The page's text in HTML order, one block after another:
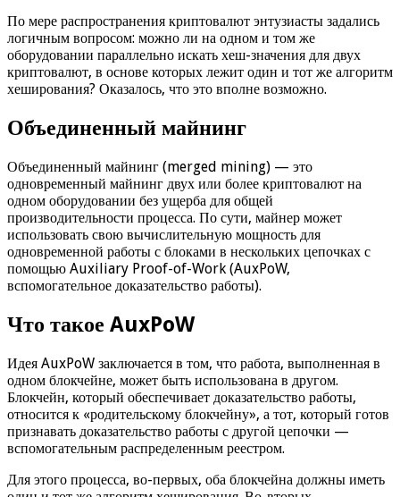
По мере распространения криптовалют энтузиасты задались
логичным вопросом: можно ли на одном и том же
оборудовании параллельно искать хеш-значения для двух
криптовалют, в основе которых лежит один и тот же алгоритм
хеширования? Оказалось, что это вполне возможно.
Объединенный майнинг
Объединенный майнинг (merged mining) — это
одновременный майнинг двух или более криптовалют на
одном оборудовании без ущерба для общей
производительности процесса. По сути, майнер может
использовать свою вычислительную мощность для
одновременной работы с блоками в нескольких цепочках с
помощью Auxiliary Proof-of-Work (AuxPoW,
вспомогательное доказательство работы).
Что такое AuxPoW
Идея AuxPoW заключается в том, что работа, выполненная в
одном блокчейне, может быть использована в другом.
Блокчейн, который обеспечивает доказательство работы,
относится к «родительскому блокчейну», а тот, который готов
признавать доказательство работы с другой цепочки —
вспомогательным распределенным реестром.
Для этого процесса, во-первых, оба блокчейна должны иметь